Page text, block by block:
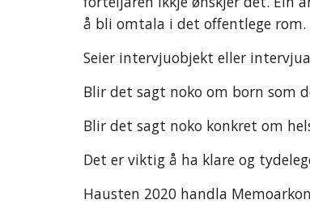
å bli omtala i det offentlege rom.
Seier intervjuobjekt eller
Blir det sagt noko om born som
Blir det sagt noko konkret om
Det er viktig å ha klare og
Hausten 2020 handla